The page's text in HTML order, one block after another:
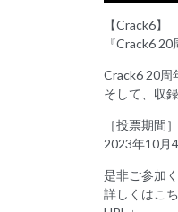
【Crack6】
『Crack6
Crack6 20周
そして、収
［投票期間］
2023年10月
是非ご参加
詳しくはこ